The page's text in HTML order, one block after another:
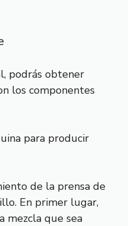
podrás obtener
los componentes
para producir
de la prensa de
En primer lugar,
mezcla que sea